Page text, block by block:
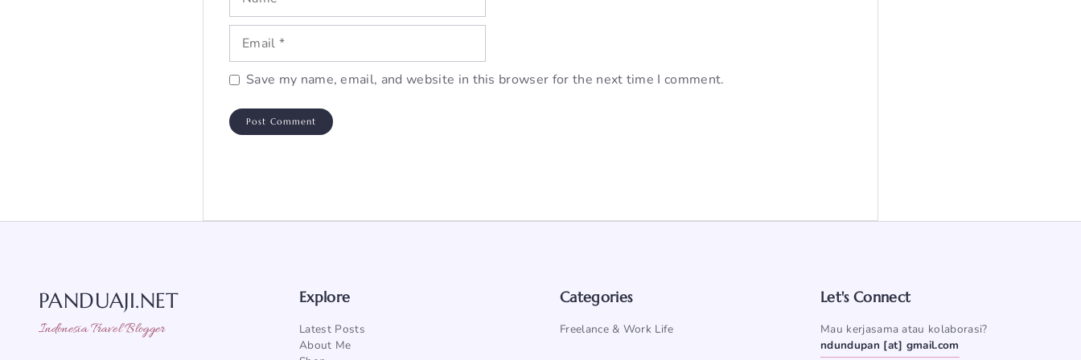
Email
Save my name, email, and website in this browser for the next time I comment.
PANDUAJI.NET
Indonesia Travel Blogger
Explore
Latest Posts
About Me
Categories
Freelance & Work Life
Let's Connect
Mau kerjasama atau kolaborasi?
ndundupan [at] gmail.com